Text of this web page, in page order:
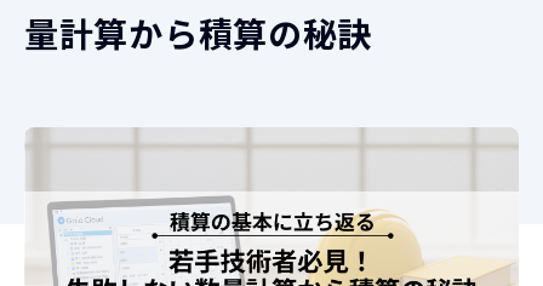
量計算から積算の秘訣